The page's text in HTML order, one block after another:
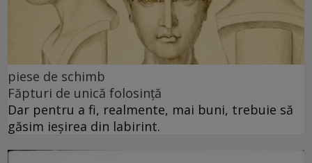
piese de schimb
Făpturi de unică folosință
Dar pentru a fi, realmente, mai buni, trebuie să
găsim ieșirea din labirint.